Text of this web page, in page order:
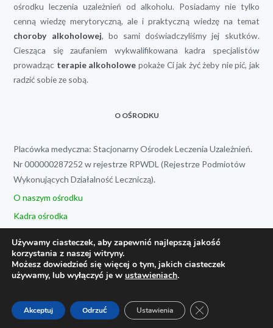
ośrodku leczenia uzależnień od alkoholu. Posiadamy nie tylko
cenną wiedzę merytoryczną, ale i praktyczną wiedzę na temat
choroby alkoholowej, bo sami doświadczyliśmy jej skutków.
Ciesząca się zaufaniem wykwalifikowana kadra specjalistów
prowadząc terapie alkoholowe pokaże Ci jak żyć żeby nie pić, jak
radzić sobie ze sobą.
O OŚRODKU
Placówka medyczna: Stacjonarny Ośrodek Leczenia Uzależnień.
Nr 000000287252 w rejestrze RPWDL (Rejestrze Podmiotów
Wykonujących Działalność Leczniczą).
O naszym ośrodku
Kadra ośrodka
Kontakt
Polityka prywatności
OFERTA
Używamy ciasteczek, aby zapewnić najlepszą jakość
korzystania z naszej witryny.
Możesz dowiedzieć się więcej o tym, jakich ciasteczek
używamy, lub wyłączyć je w ustawieniach.
Akceptuj Odrzuć Ustawienia ZAMKNIJ PANEL